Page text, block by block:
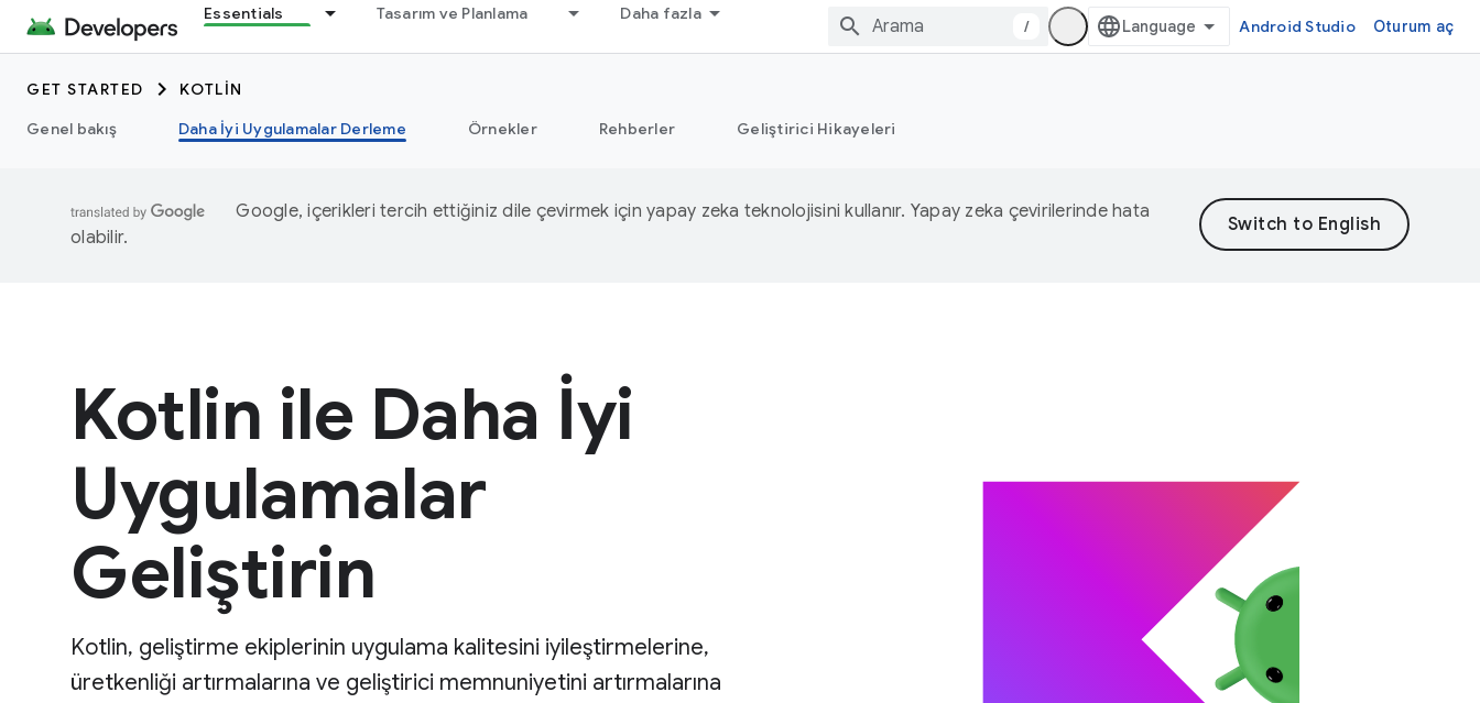
Essentials Tasarım ve Planlama Daha fazla
/ Android Studio Oturum aç
GET STARTED
KOTLIN
Genel bakış
Daha İyi Uygulamalar Derleme Örnekler Rehberler Geliştirici Hikayeleri
Google, içerikleri tercih ettiğiniz dile çevirmek için yapay zeka teknolojisini kullanır. Yapay zeka çevirilerinde hata
olabilir.
Kotlin ile Daha İyi
Uygulamalar
Geliştirin
Kotlin, geliştirme ekiplerinin uygulama kalitesini iyileştirmelerine,
üretkenliği artırmalarına ve geliştirici memnuniyetini artırmalarına